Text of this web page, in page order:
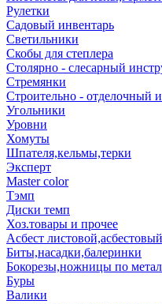
Рулетки
Садовый инвентарь
Светильники
Скобы для степлера
Столярно - слесарный
Стремянки
Строительно - отделочный
Угольники
Уровни
Хомуты
Шпателя,кельмы,терки
Эксперт
Master color
Тэмп
Диски темп
Хоз.товары и прочее
Асбест
Биты,насадки,балеринки
Бокорезы,ножницы по
Буры
Валики